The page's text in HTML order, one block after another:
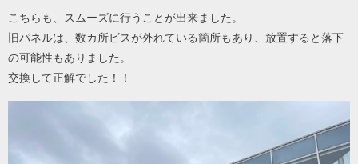
こちらも、スムーズに行うことが出来ました。
旧パネルは、数カ所ビスが外れている箇所もあり、放置すると落下
の可能性もありました。
交換して正解でした！！